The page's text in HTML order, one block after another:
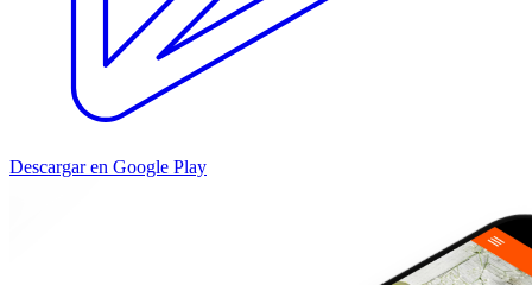
Descargar en Google Play